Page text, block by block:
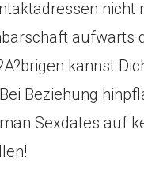
nicht
aufwarts
kannst
Beziehung
Sexdates auf